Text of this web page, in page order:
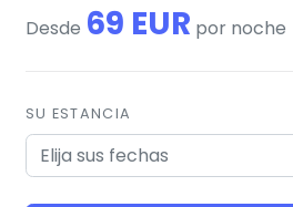
Desde 69 EUR por noche
SU ESTANCIA